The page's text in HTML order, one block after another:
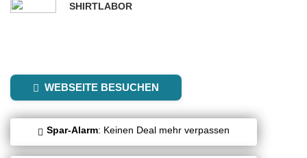
SHIRTLABOR
WEBSEITE BESUCHEN
Spar-Alarm: Keinen Deal mehr verpassen